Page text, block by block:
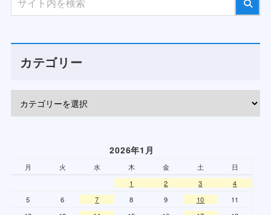
カテゴリー
2026年1月
月 火 水 木 金 土
日
1
2 3
4
5
6 7 8 9 10
11